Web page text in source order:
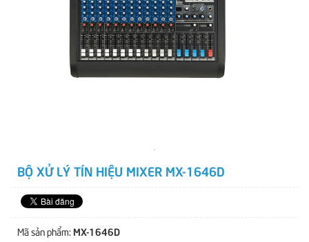
BỘ XỬ LÝ TÍN HIỆU MIXER MX-1646D
Mã sản phẩm: MX-1646D